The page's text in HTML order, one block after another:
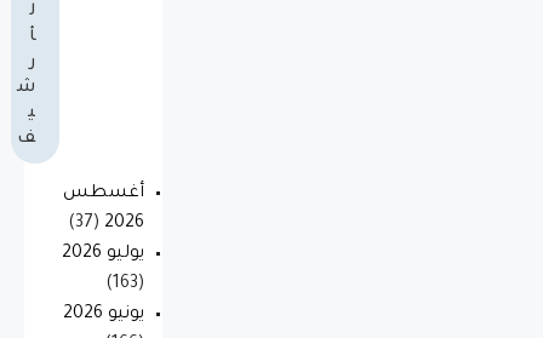
ل
أ
ر
ش
ي
ف
أغسطس
2026
(37)
يوليو 2026
(163)
يونيو 2026